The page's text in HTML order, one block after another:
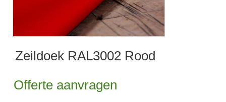
Zeildoek RAL3002 Rood
Offerte aanvragen